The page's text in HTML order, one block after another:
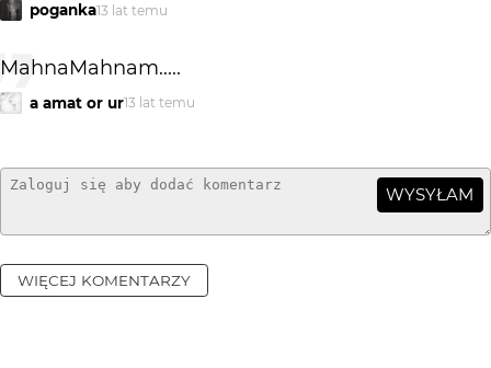
poganka13 lat temu
MahnaMahnam.....
a amat or ur13 lat temu
WYSYŁAM
WIĘCEJ KOMENTARZY